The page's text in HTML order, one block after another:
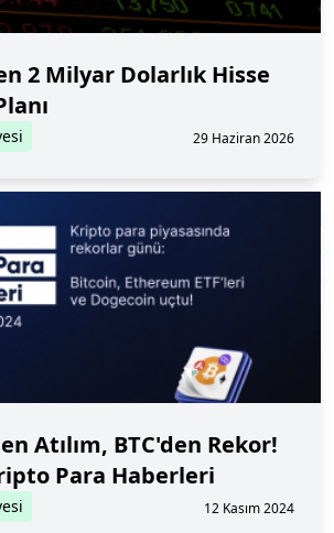
2 Milyar Dolarlık Hisse
29 Haziran 2026
Atılım, BTC'den Rekor!
Para Haberleri
12 Kasım 2024